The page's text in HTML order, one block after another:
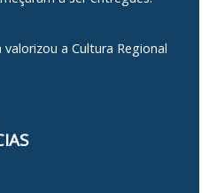
a Cultura Regional